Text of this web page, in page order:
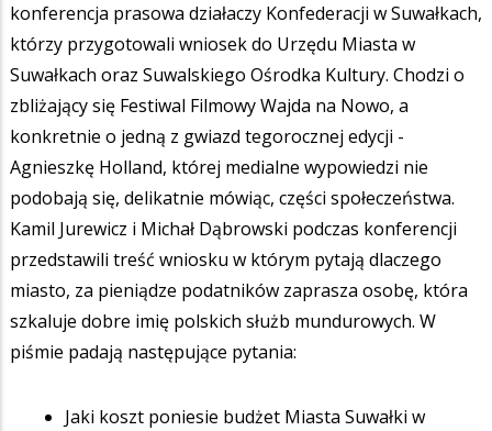
konferencja prasowa działaczy Konfederacji w Suwałkach,
którzy przygotowali wniosek do Urzędu Miasta w
Suwałkach oraz Suwalskiego Ośrodka Kultury. Chodzi o
zbliżający się Festiwal Filmowy Wajda na Nowo, a
konkretnie o jedną z gwiazd tegorocznej edycji -
Agnieszkę Holland, której medialne wypowiedzi nie
podobają się, delikatnie mówiąc, części społeczeństwa.
Kamil Jurewicz i Michał Dąbrowski podczas konferencji
przedstawili treść wniosku w którym pytają dlaczego
miasto, za pieniądze podatników zaprasza osobę, która
szkaluje dobre imię polskich służb mundurowych. W
piśmie padają następujące pytania:
Jaki koszt poniesie budżet Miasta Suwałki w